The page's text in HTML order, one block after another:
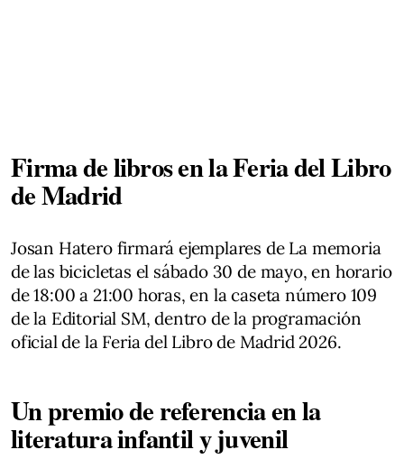
Firma de libros en la Feria del Libro
de Madrid
Josan Hatero firmará ejemplares de La memoria
de las bicicletas el sábado 30 de mayo, en horario
de 18:00 a 21:00 horas, en la caseta número 109
de la Editorial SM, dentro de la programación
oficial de la Feria del Libro de Madrid 2026.
Un premio de referencia en la
literatura infantil y juvenil